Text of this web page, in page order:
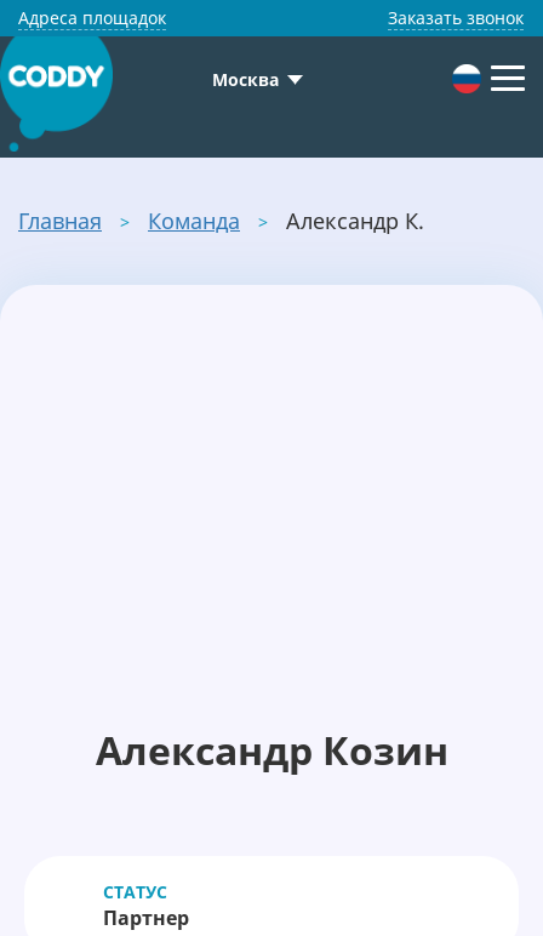
Адреса площадок Заказать звонок
Москва
Главная Команда Александр К.
Александр Козин
СТАТУС
Партнер